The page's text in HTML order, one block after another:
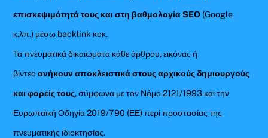
επισκεψιμότητά τους και στη βαθμολογία SEO (Google
κ.λπ.) μέσω backlink κοκ.
Τα πνευματικά δικαιώματα κάθε άρθρου, εικόνας ή
βίντεοανήκουν αποκλειστικά στους αρχικούς δημιουργούς
και φορείς τους, σύμφωνα με τον Νόμο 2121/1993 και την
Ευρωπαϊκή Οδηγία 2019/790 (ΕΕ) περί προστασίας της
πνευματικής ιδιοκτησίας.